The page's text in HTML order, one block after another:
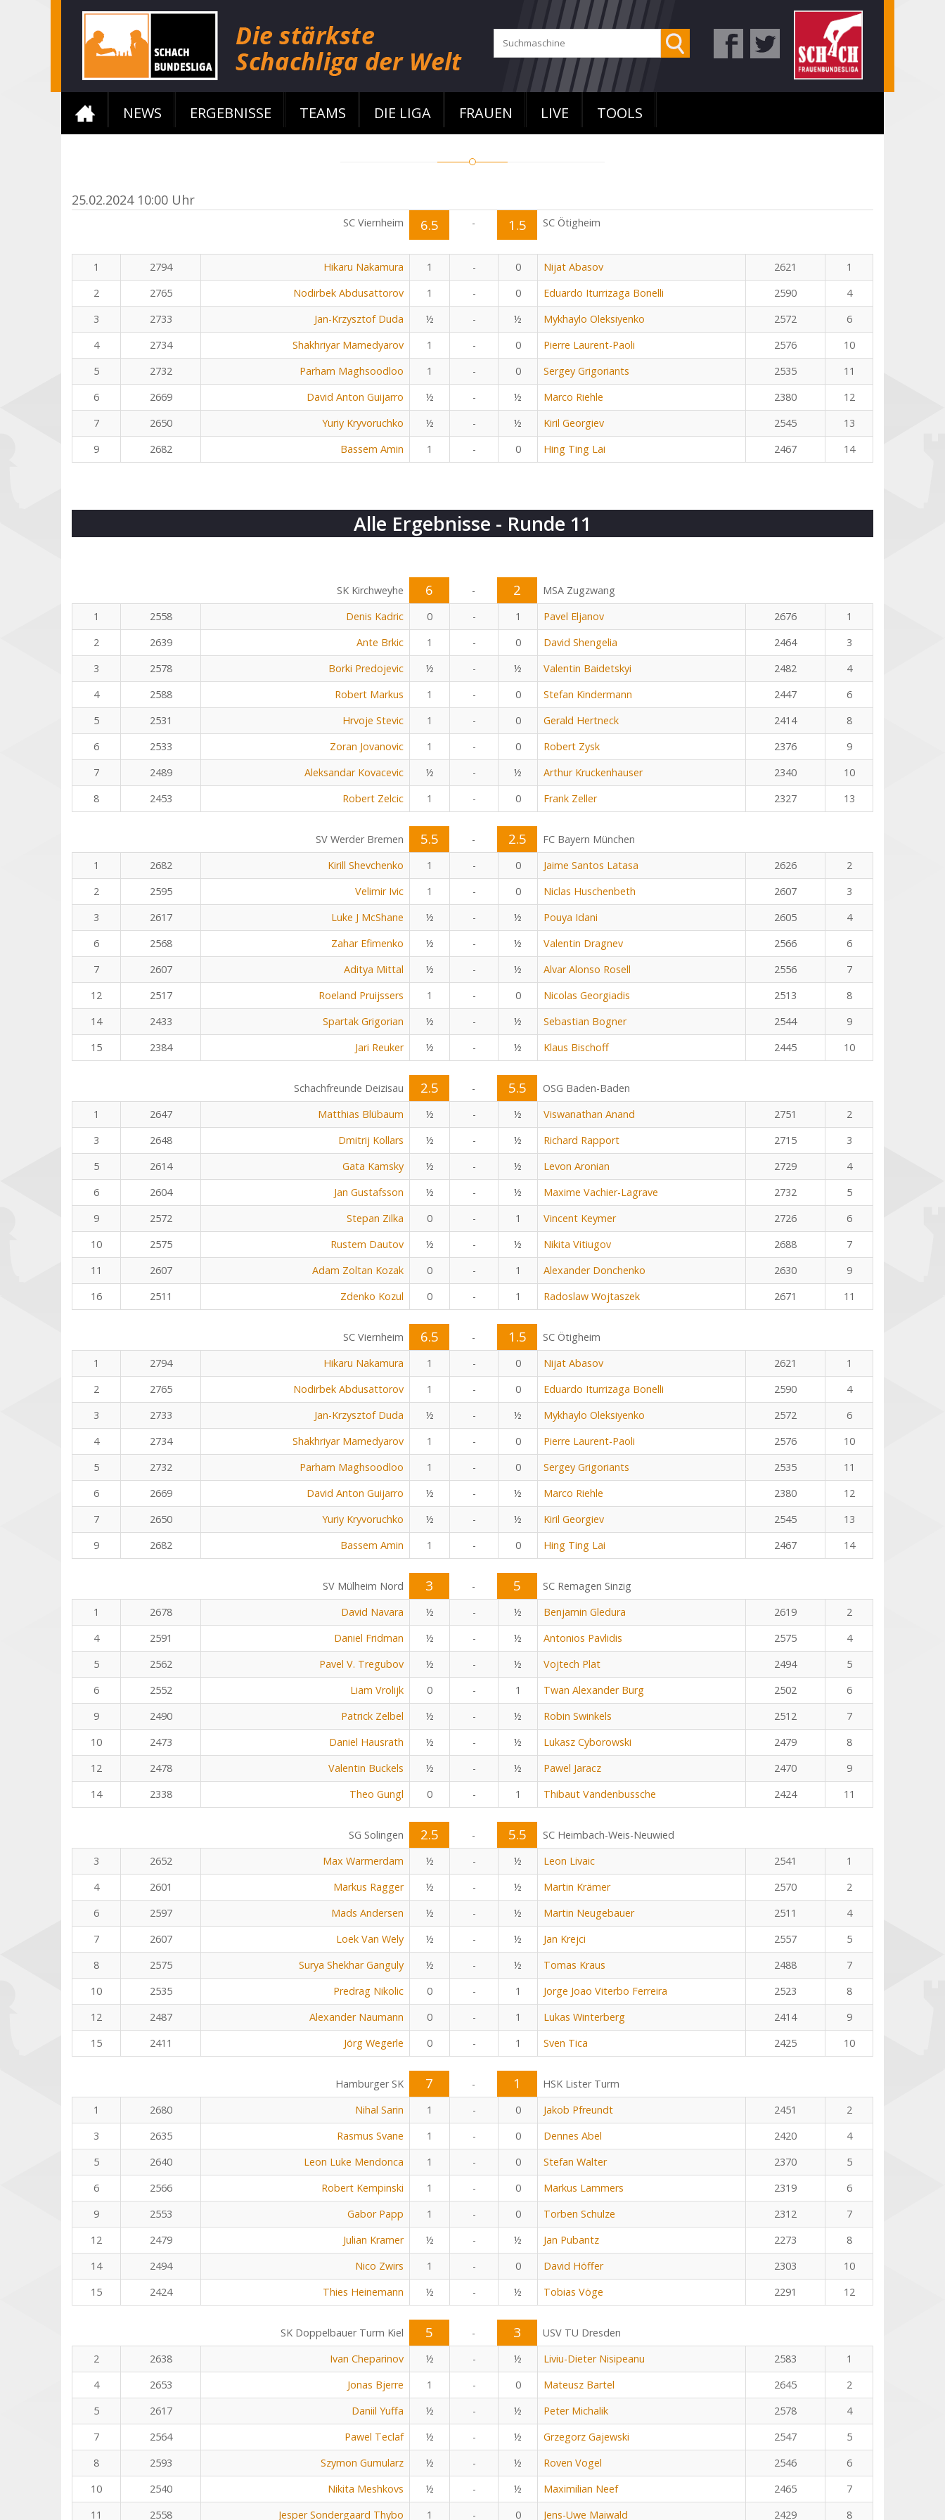
NEWS ERGEBNISSE TEAMS DIE LIGA FRAUEN LIVE TOOLS
25.02.2024 10:00 Uhr
SC Viernheim 6.5 - 1.5 SC Ötigheim
1 2794 Hikaru Nakamura 1 - 0 Nijat Abasov 2621
1
2
2765 Nodirbek Abdusattorov 1 - 0 Eduardo Iturrizaga Bonelli 2590
4
3
2733 Jan-Krzysztof Duda ½ - ½ Mykhaylo Oleksiyenko 2572
6
4
2734 Shakhriyar Mamedyarov 1 - 0 Pierre Laurent-Paoli 2576
10
5
2732 Parham Maghsoodloo 1 - 0 Sergey Grigoriants 2535
11
6
2669 David Anton Guijarro ½ - ½ Marco Riehle 2380
12
7
2650 Yuriy Kryvoruchko ½ - ½ Kiril Georgiev 2545
13
9
2682 Bassem Amin 1 - 0 Hing Ting Lai 2467 14
Alle Ergebnisse - Runde 11
SK Kirchweyhe 6 - 2
MSA Zugzwang
1
2558 Denis Kadric 0 - 1 Pavel Eljanov 2676
1
2
2639 Ante Brkic 1 - 0 David Shengelia 2464
3
3
2578 Borki Predojevic ½ - ½ Valentin Baidetskyi 2482
4
4
2588 Robert Markus 1 - 0 Stefan Kindermann 2447
6
5
2531 Hrvoje Stevic 1 - 0 Gerald Hertneck 2414
8
6
2533 Zoran Jovanovic 1 - 0 Robert Zysk 2376
9
7
2489 Aleksandar Kovacevic ½ - ½ Arthur Kruckenhauser 2340
10
8
2453 Robert Zelcic 1 - 0 Frank Zeller 2327 13
SV Werder Bremen 5.5 - 2.5
FC Bayern München
1
2682 Kirill Shevchenko 1 - 0 Jaime Santos Latasa 2626
2
2
2595 Velimir Ivic 1 - 0 Niclas Huschenbeth 2607
3
3
2617 Luke J McShane ½ - ½ Pouya Idani 2605
4
6
2568 Zahar Efimenko ½ - ½ Valentin Dragnev 2566
6
7
2607 Aditya Mittal ½ - ½ Alvar Alonso Rosell 2556
7
12
2517 Roeland Pruijssers 1 - 0 Nicolas Georgiadis 2513
8
14
2433 Spartak Grigorian ½ - ½ Sebastian Bogner 2544
9
15
2384 Jari Reuker ½ - ½ Klaus Bischoff 2445 10
Schachfreunde Deizisau 2.5 - 5.5
OSG Baden-Baden
1
2647 Matthias Blübaum ½ - ½ Viswanathan Anand 2751
2
3
2648 Dmitrij Kollars ½ - ½ Richard Rapport 2715
3
5
2614 Gata Kamsky ½ - ½ Levon Aronian 2729
4
6
2604 Jan Gustafsson ½ - ½ Maxime Vachier-Lagrave 2732
5
9
2572 Stepan Zilka 0 - 1 Vincent Keymer 2726
6
10
2575 Rustem Dautov ½ - ½ Nikita Vitiugov 2688
7
11
2607 Adam Zoltan Kozak 0 - 1 Alexander Donchenko 2630
9
16
2511 Zdenko Kozul 0 - 1 Radoslaw Wojtaszek 2671 11
SC Viernheim 6.5 - 1.5
SC Ötigheim
1
2794 Hikaru Nakamura 1 - 0 Nijat Abasov 2621
1
2
2765 Nodirbek Abdusattorov 1 - 0 Eduardo Iturrizaga Bonelli 2590
4
3
2733 Jan-Krzysztof Duda ½ - ½ Mykhaylo Oleksiyenko 2572
6
4
2734 Shakhriyar Mamedyarov 1 - 0 Pierre Laurent-Paoli 2576
10
5
2732 Parham Maghsoodloo 1 - 0 Sergey Grigoriants 2535
11
6
2669 David Anton Guijarro ½ - ½ Marco Riehle 2380
12
7
2650 Yuriy Kryvoruchko ½ - ½ Kiril Georgiev 2545
13
9
2682 Bassem Amin 1 - 0 Hing Ting Lai 2467 14
SV Mülheim Nord 3 - 5
SC Remagen Sinzig
1
2678 David Navara ½ - ½ Benjamin Gledura 2619
2
4
2591 Daniel Fridman ½ - ½ Antonios Pavlidis 2575
4
5
2562 Pavel V. Tregubov ½ - ½ Vojtech Plat 2494
5
6
2552 Liam Vrolijk 0 - 1 Twan Alexander Burg 2502
6
9
2490 Patrick Zelbel ½ - ½ Robin Swinkels 2512
7
10
2473 Daniel Hausrath ½ - ½ Lukasz Cyborowski 2479
8
12
2478 Valentin Buckels ½ - ½ Pawel Jaracz 2470
9
14
2338 Theo Gungl 0 - 1 Thibaut Vandenbussche 2424 11
SG Solingen 2.5 - 5.5
SC Heimbach-Weis-Neuwied
3
2652 Max Warmerdam ½ - ½ Leon Livaic 2541
1
4
2601 Markus Ragger ½ - ½ Martin Krämer 2570
2
6
2597 Mads Andersen ½ - ½ Martin Neugebauer 2511
4
7
2607 Loek Van Wely ½ - ½ Jan Krejci 2557
5
8
2575 Surya Shekhar Ganguly ½ - ½ Tomas Kraus 2488
7
10
2535 Predrag Nikolic 0 - 1 Jorge Joao Viterbo Ferreira 2523
8
12
2487 Alexander Naumann 0 - 1 Lukas Winterberg 2414
9
15
2411 Jörg Wegerle 0 - 1 Sven Tica 2425 10
Hamburger SK 7 - 1
HSK Lister Turm
1
2680 Nihal Sarin 1 - 0 Jakob Pfreundt 2451
2
3
2635 Rasmus Svane 1 - 0 Dennes Abel 2420
4
5
2640 Leon Luke Mendonca 1 - 0 Stefan Walter 2370
5
6
2566 Robert Kempinski 1 - 0 Markus Lammers 2319
6
9
2553 Gabor Papp 1 - 0 Torben Schulze 2312
7
12
2479 Julian Kramer ½ - ½ Jan Pubantz 2273
8
14
2494 Nico Zwirs 1 - 0 David Höffer 2303
10
15
2424 Thies Heinemann ½ - ½ Tobias Vöge 2291 12
SK Doppelbauer Turm Kiel 5 - 3
USV TU Dresden
2
2638 Ivan Cheparinov ½ - ½ Liviu-Dieter Nisipeanu 2583
1
4
2653 Jonas Bjerre 1 - 0 Mateusz Bartel 2645
2
5
2617 Daniil Yuffa ½ - ½ Peter Michalik 2578
4
7
2564 Pawel Teclaf ½ - ½ Grzegorz Gajewski 2547
5
8
2593 Szymon Gumularz ½ - ½ Roven Vogel 2546
6
10
2540 Nikita Meshkovs ½ - ½ Maximilian Neef 2465
7
11
2558 Jesper Sondergaard Thybo 1 - 0 Jens-Uwe Maiwald 2429 8